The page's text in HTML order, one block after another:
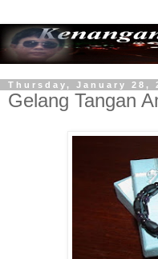
Thursday, January 28,
Gelang Tangan